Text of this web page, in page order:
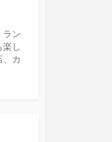
ラン
し
カ